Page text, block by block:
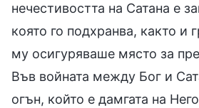
нечестивостта на Сатана е
която го подхранва, както и
му осигуряваше място за
Във войната между Бог и
огън, който е дамгата на